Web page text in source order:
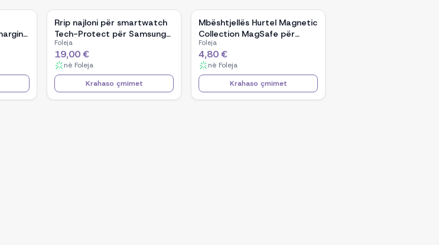
Rrip najloni për smartwatch
Tech-Protect për Samsung
Galaxy Watch Ultra 47mm,
zi/portokalli
Foleja
19,00 €
në Foleja
Krahaso çmimet
Mbështjellës Hurtel Magnetic
Collection MagSafe për
iPhone 16 Pro, TPU, kaltër e
çelët
Foleja
4,80 €
në Foleja
Krahaso çmimet